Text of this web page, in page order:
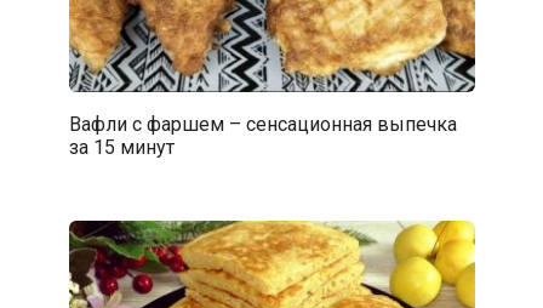
Вафли с фаршем – сенсационная выпечка
за 15 минут